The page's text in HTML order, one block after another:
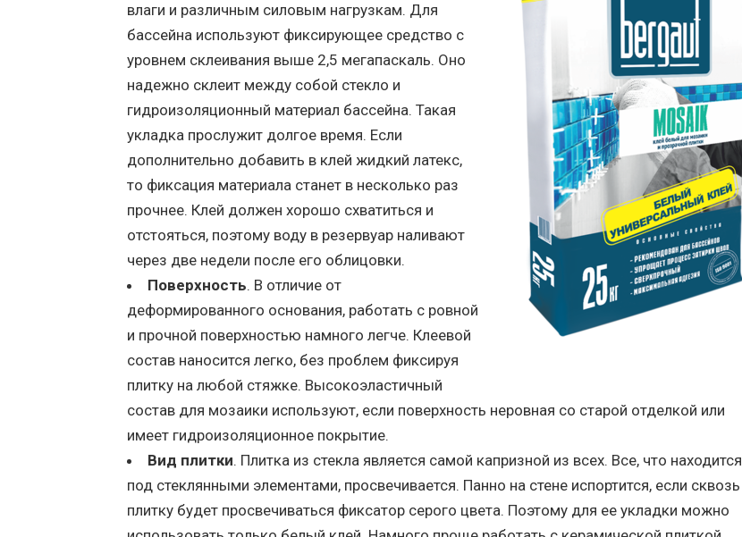
влаги и различным силовым нагрузкам. Для
бассейна используют фиксирующее средство с
уровнем склеивания выше 2,5 мегапаскаль. Оно
надежно склеит между собой стекло и
гидроизоляционный материал бассейна. Такая
укладка прослужит долгое время. Если
дополнительно добавить в клей жидкий латекс,
то фиксация материала станет в несколько раз
прочнее. Клей должен хорошо схватиться и
отстояться, поэтому воду в резервуар наливают
через две недели после его облицовки.
Поверхность. В отличие от
деформированного основания, работать с ровной
и прочной поверхностью намного легче. Клеевой
состав наносится легко, без проблем фиксируя
плитку на любой стяжке. Высокоэластичный
состав для мозаики используют, если поверхность неровная со старой отделкой или
имеет гидроизоляционное покрытие.
Вид плитки. Плитка из стекла является самой капризной из всех. Все, что находится
под стеклянными элементами, просвечивается. Панно на стене испортится, если сквозь
плитку будет просвечиваться фиксатор серого цвета. Поэтому для ее укладки можно